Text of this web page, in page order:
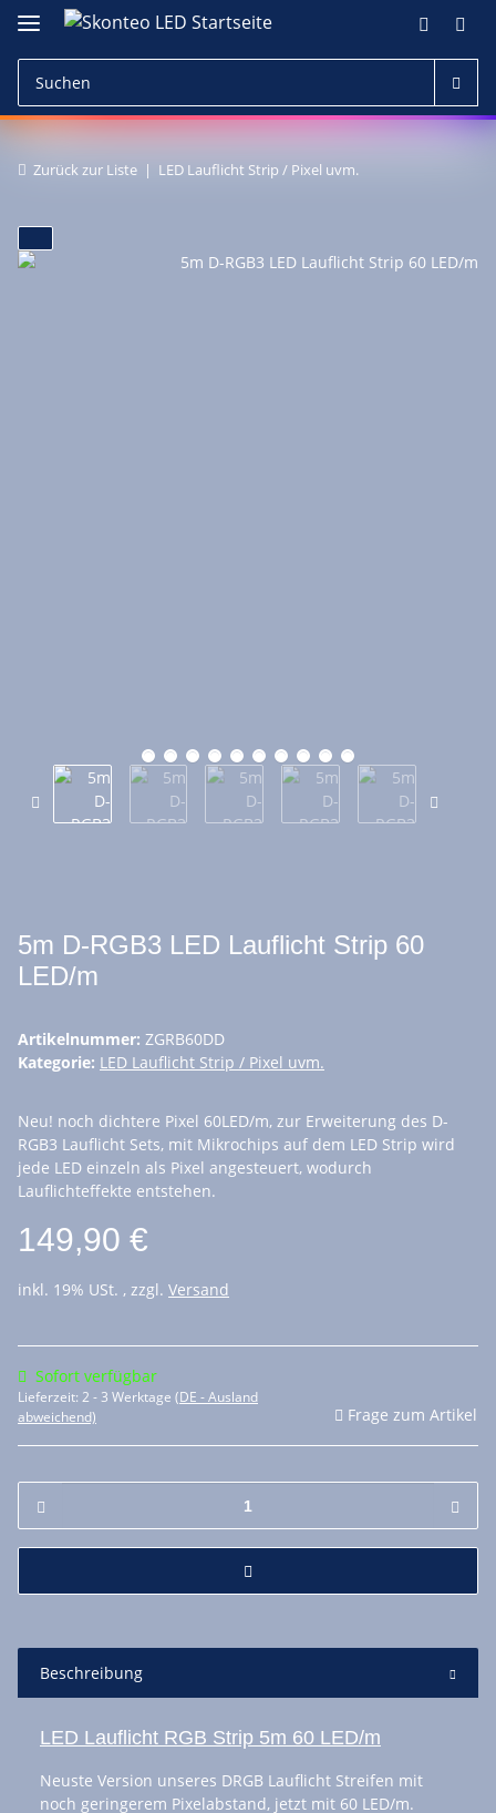
Zurück zur Liste LED Lauflicht Strip / Pixel uvm.
5m D-RGB3 LED Lauflicht Strip 60
LED/m
Artikelnummer: ZGRB60DD
Kategorie: LED Lauflicht Strip / Pixel uvm.
Neu! noch dichtere Pixel 60LED/m, zur Erweiterung des D-
RGB3 Lauflicht Sets, mit Mikrochips auf dem LED Strip wird
jede LED einzeln als Pixel angesteuert, wodurch
Lauflichteffekte entstehen.
149,90 €
inkl. 19% USt. , zzgl. Versand
Sofort verfügbar
Lieferzeit: 2 - 3 Werktage (DE - Ausland
abweichend)
Frage zum Artikel
Beschreibung
LED Lauflicht RGB Strip 5m 60 LED/m
Neuste Version unseres DRGB Lauflicht Streifen mit
noch geringerem Pixelabstand, jetzt mit 60 LED/m.